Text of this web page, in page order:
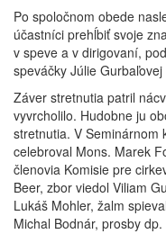
Po spoločnom obede
účastníci prehĺbiť svoje
v speve a v dirigovaní,
speváčky Júlie
Záver stretnutia patril
vyvrcholilo. Hudobne ju
stretnutia. V Seminárnom
celebroval Mons. Marek
členovia Komisie pre
Beer, zbor viedol Viliam
Lukáš Mohler, žalm
Michal Bodnár, prosby